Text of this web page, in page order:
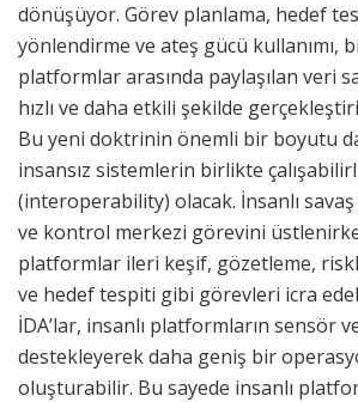
dönüşüyor. Görev planlama, hedef
yönlendirme ve ateş gücü kullanımı,
platformlar arasında paylaşılan veri
hızlı ve daha etkili şekilde
Bu yeni doktrinin önemli bir boyutu
insansız sistemlerin birlikte
(interoperability) olacak. İnsanlı
ve kontrol merkezi görevini
platformlar ileri keşif, gözetleme,
ve hedef tespiti gibi görevleri icra
İDA’lar, insanlı platformların sensör
destekleyerek daha geniş bir
oluşturabilir. Bu sayede insanlı